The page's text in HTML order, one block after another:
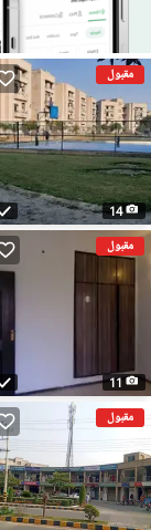
مقبول
14
مقبول
11
مقبول